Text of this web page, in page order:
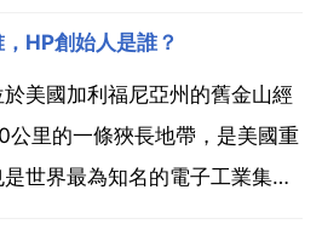
的比賽遊戲，而在日本的貴族
戲。至於歐洲的羅馬人則從希
HP創始人是誰？
美國加利福尼亞州的舊金山經
里的一條狹長地帶，是美國重
世界最為知名的電子工業集中